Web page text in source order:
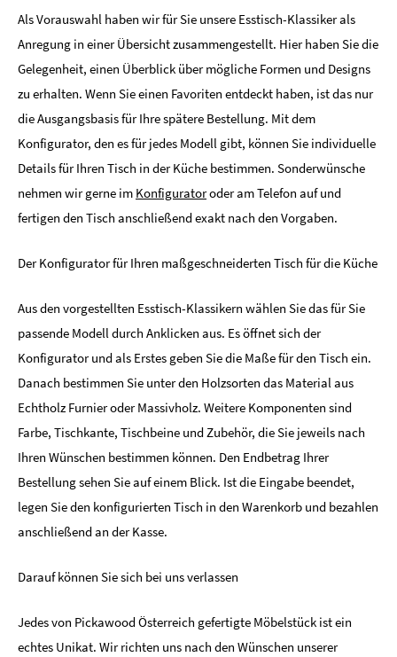
Als Vorauswahl haben wir für Sie unsere Esstisch-Klassiker als
Anregung in einer Übersicht zusammengestellt. Hier haben Sie die
Gelegenheit, einen Überblick über mögliche Formen und Designs
zu erhalten. Wenn Sie einen Favoriten entdeckt haben, ist das nur
die Ausgangsbasis für Ihre spätere Bestellung. Mit dem
Konfigurator, den es für jedes Modell gibt, können Sie individuelle
Details für Ihren Tisch in der Küche bestimmen. Sonderwünsche
nehmen wir gerne im Konfiguratoroder am Telefon auf und
fertigen den Tisch anschließend exakt nach den Vorgaben.
Der Konfigurator für Ihren maßgeschneiderten Tisch für die Küche
Aus den vorgestellten Esstisch-Klassikern wählen Sie das für Sie
passende Modell durch Anklicken aus. Es öffnet sich der
Konfigurator und als Erstes geben Sie die Maße für den Tisch ein.
Danach bestimmen Sie unter den Holzsorten das Material aus
Echtholz Furnier oder Massivholz. Weitere Komponenten sind
Farbe, Tischkante, Tischbeine und Zubehör, die Sie jeweils nach
Ihren Wünschen bestimmen können. Den Endbetrag Ihrer
Bestellung sehen Sie auf einem Blick. Ist die Eingabe beendet,
legen Sie den konfigurierten Tisch in den Warenkorb und bezahlen
anschließend an der Kasse.
Darauf können Sie sich bei uns verlassen
Jedes von Pickawood Österreich gefertigte Möbelstück ist ein
echtes Unikat. Wir richten uns nach den Wünschen unserer